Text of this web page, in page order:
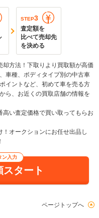
STEP3
査定額を
比べて売却先
を決める
方法！下取りより買取額が高価
車種、ボディタイプ別の中古車
イントなど、初めて車を売る方
ら、お近くの買取店舗の情報を
高い査定価格で買い取ってもらお
！オークションにお任せ出品し
ン入力
タート
ページトップへ